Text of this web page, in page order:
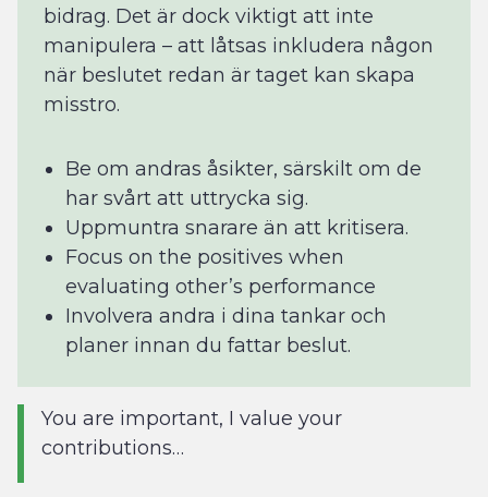
bidrag. Det är dock viktigt att inte
manipulera – att låtsas inkludera någon
när beslutet redan är taget kan skapa
misstro.
Be om andras åsikter, särskilt om de
har svårt att uttrycka sig.
Uppmuntra snarare än att kritisera.
Focus on the positives when
evaluating other’s performance
Involvera andra i dina tankar och
planer innan du fattar beslut.
You are important, I value your
contributions…